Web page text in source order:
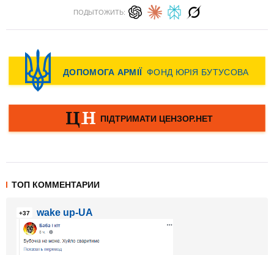
ПОДЫТОЖИТЬ:
ТОП КОММЕНТАРИИ
+37 wake up-UA